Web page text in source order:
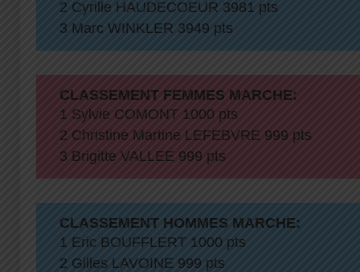
2 Cyrille HAUDECOEUR 3981 pts
3 Marc WINKLER 3949 pts
CLASSEMENT FEMMES MARCHE:
1 Sylvie COMONT 1000 pts
2 Christine Martine LEFEBVRE 999 pts
3 Brigitte VALLEE 999 pts
CLASSEMENT HOMMES MARCHE:
1 Eric BOUFFLERT 1000 pts
2 Gilles LAVOINE 999 pts